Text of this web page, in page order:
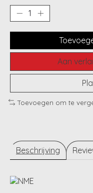
Aan
Toevoegen om te
Beschrijving